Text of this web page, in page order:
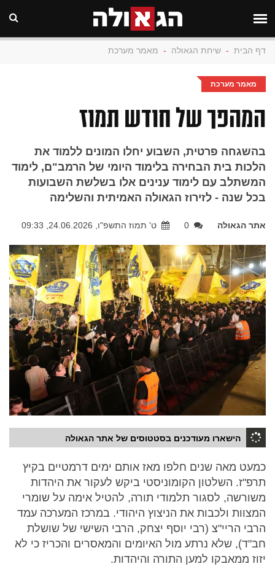
דף הבית - שיחת הגאולה - מאמר מערכת
מאמר מערכת
המהפך של חודש תמוז
בהשגחה פרטית, השבוע יחלו המונים ללמוד את
הלכות בית הבחירה בלימוד היומי של הרמב"ם, לימוד
המשתלב עם לימוד ענינים אלו בשלשת השבועות
בכל שנה - לזירוז הגאולה האמיתית והשלימה
אתר הגאולה 0 ט' תמוז התשפ"ו, 24.06.2026, 09:33
הישארו מעודכנים בסטטוסים של אתר הגאולה
כמעט מאה שנים חלפו מאז אותם ימים דרמטיים בקיץ
תרפ"ז. השלטון הקומוניסטי ביקש לעקור את היהדות
משורשה, לסגור תלמודי תורה, להטיל אימה על שומרי
המצוות ולכבות את הניצוץ היהודי. במרכז המערכה עמד
הרבי הריי"צ (רבי יוסף יצחק, הרבי השישי של שושלת
חב"ד), שלא נרתע מול האיומים והמאסרים והכריז כי לא
יזוז ממאבקו למען התורה והיהדות.